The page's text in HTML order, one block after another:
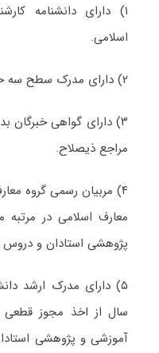
۱) دارای دانشنامه
اسلامی.
۲) دارای مدرک سطح سه حوزه علمیه.
۳) دارای گواهی خبرگان
مراجع ذیصلاح.
۴) مربیان رسمی گروه
معارف اسلامی در مرتبه
پژوهشی استادان و دروس
سال از اخذ مجوز
آموزشی و پژوهشی